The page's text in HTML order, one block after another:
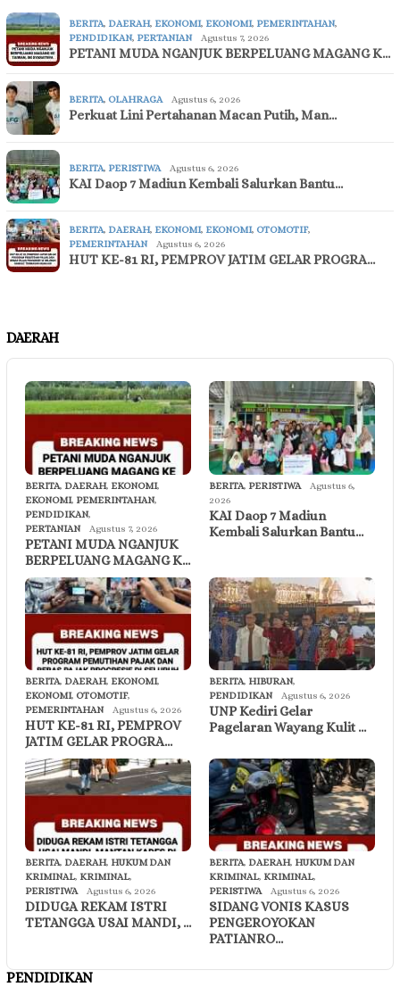
BERITA, DAERAH, EKONOMI, EKONOMI, PEMERINTAHAN,
PENDIDIKAN, PERTANIAN Agustus 7, 2026
PETANI MUDA NGANJUK BERPELUANG MAGANG K…
BERITA, OLAHRAGA Agustus 6, 2026
Perkuat Lini Pertahanan Macan Putih, Man…
BERITA, PERISTIWA Agustus 6, 2026
KAI Daop 7 Madiun Kembali Salurkan Bantu…
BERITA, DAERAH, EKONOMI, EKONOMI, OTOMOTIF,
PEMERINTAHAN
Agustus 6, 2026
HUT KE-81 RI, PEMPROV JATIM GELAR PROGRA…
DAERAH
BERITA, DAERAH, EKONOMI,
EKONOMI, PEMERINTAHAN,
PENDIDIKAN,
PERTANIAN
Agustus 7, 2026
PETANI MUDA NGANJUK
BERPELUANG MAGANG K…
BERITA, PERISTIWA
Agustus 6,
2026
KAI Daop 7 Madiun
Kembali Salurkan Bantu…
BERITA, DAERAH, EKONOMI,
EKONOMI, OTOMOTIF,
PEMERINTAHAN
Agustus 6, 2026
HUT KE-81 RI, PEMPROV
JATIM GELAR PROGRA…
BERITA, HIBURAN,
PENDIDIKAN
Agustus 6, 2026
UNP Kediri Gelar
Pagelaran Wayang Kulit …
BERITA, DAERAH, HUKUM DAN
KRIMINAL, KRIMINAL,
PERISTIWA
Agustus 6, 2026
DIDUGA REKAM ISTRI
TETANGGA USAI MANDI, …
BERITA, DAERAH, HUKUM DAN
KRIMINAL, KRIMINAL,
PERISTIWA
Agustus 6, 2026
SIDANG VONIS KASUS
PENGEROYOKAN
PATIANRO…
PENDIDIKAN